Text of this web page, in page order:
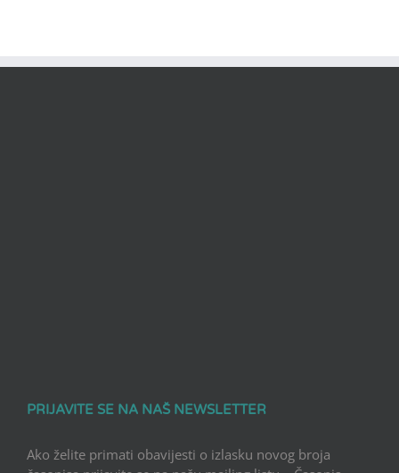
PRIJAVITE SE NA NAŠ NEWSLETTER
Ako želite primati obavijesti o izlasku novog broja